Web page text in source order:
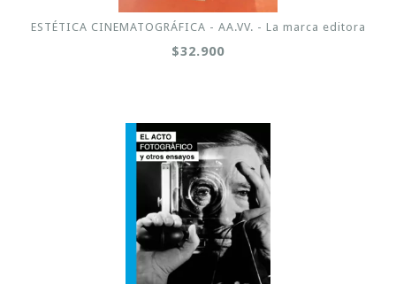
ESTÉTICA CINEMATOGRÁFICA - AA.VV. - La marca editora
$32.900